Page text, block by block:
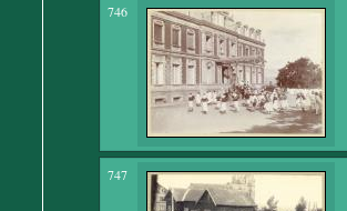
746
747